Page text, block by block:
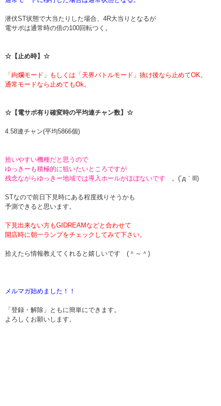
潜伏ST状態で大当たりした場合、4R大当りとなるが
電サポは通常時の倍の100回転つく。
☆【止め時】☆
「絇爛モード」もしくは「天界バトルモード」抜け後なら止めてOK。
通常モードなら止めてもOk。
☆【電サポ有り確変時の平均連チャン数】☆
4.58連チャン(平均5866個)
拾いやすい機種だと思うので
ゆっきーも積極的に狙いたいところですが
残念ながらゆっきー地域では導入ホールがほぼないです 。(´д｀lll)
STなので前日下見時にある程度残りそうかも
予測できると思います。
下見出来ない方もGIDREAMなどと合わせて
開店時に朝一ランプをチェックしてみて下さい。
拾えたら情報教えてくれると嬉しいです (＾～＾)
メルマガ始めました！！
「登録・解除」ともに簡単にできます。
よろしくお願いします。